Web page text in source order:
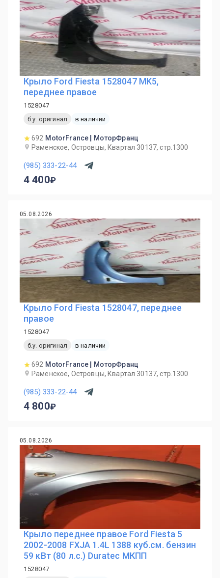
Крыло Ford Fiesta 1528047 MK5,
переднее правое
1528047
б.у. оригинал
в наличии
692 MotorFrance | МоторФранц
Раменское, Островцы, Квартал 30137, стр.1300
(985) 333-22-44
4 400
05.08.2026
Крыло Ford Fiesta 1528047, переднее
правое
1528047
б.у. оригинал
в наличии
692 MotorFrance | МоторФранц
Раменское, Островцы, Квартал 30137, стр.1300
(985) 333-22-44
4 800
05.08.2026
Крыло переднее правое Ford Fiesta 5
2002-2008 FXJA 1.4L 1388 куб.см. бензин
59 кВт (80 л.с.) Duratec МКПП
1528047